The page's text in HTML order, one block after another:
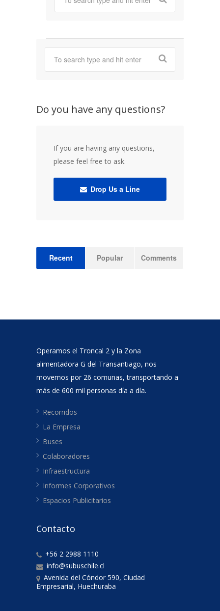
Do you have any questions?
If you are having any questions,
please feel free to ask.
Drop Us a Line
Recent Popular Comments
Operamos el Troncal 2 y la Zona
alimentadora G del Transantiago, nos
movemos por 26 comunas, transportando a
más de 600 mil personas día a día.
Recorridos
La Empresa
Buses
Colaboradores
Infraestructura
Informes Corporativos
Espacios Publicitarios
Contacto
+56 2 2988 1110
info@subuschile.cl
Avenida del Cóndor 590, Ciudad
Empresarial, Huechuraba